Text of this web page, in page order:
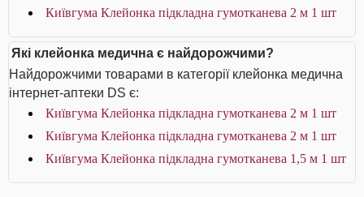
Київгума Клейонка підкладна гумотканева 2 м 1 шт
Які клейонка медична є найдорожчими?
Найдорожчими товарами в категорії клейонка медична
інтернет-аптеки DS є:
Київгума Клейонка підкладна гумотканева 2 м 1 шт
Київгума Клейонка підкладна гумотканева 2 м 1 шт
Київгума Клейонка підкладна гумотканева 1,5 м 1 шт